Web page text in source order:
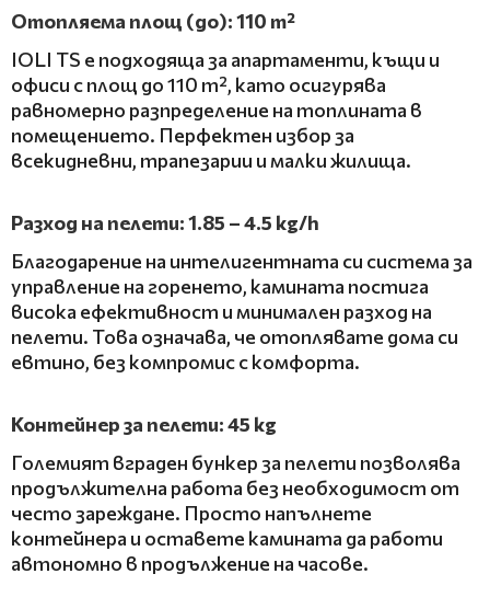
Отопляема площ (до): 110 m²
IOLI TS е подходяща за апартаменти, къщи и
офиси с площ до 110 m², като осигурява
равномерно разпределение на топлината в
помещението. Перфектен избор за
всекидневни, трапезарии и малки жилища.
Разход на пелети: 1.85 – 4.5 kg/h
Благодарение на интелигентната си система за
управление на горенето, камината постига
висока ефективност и минимален разход на
пелети. Това означава, че отоплявате дома си
евтино, без компромис с комфорта.
Контейнер за пелети: 45 kg
Големият вграден бункер за пелети позволява
продължителна работа без необходимост от
често зареждане. Просто напълнете
контейнера и оставете камината да работи
автономно в продължение на часове.